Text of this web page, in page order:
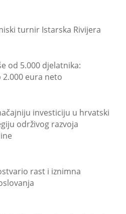
turnir Istarska Rivijera
od 5.000 djelatnika:
eura neto
investiciju u hrvatski
održivog razvoja
rast i iznimna